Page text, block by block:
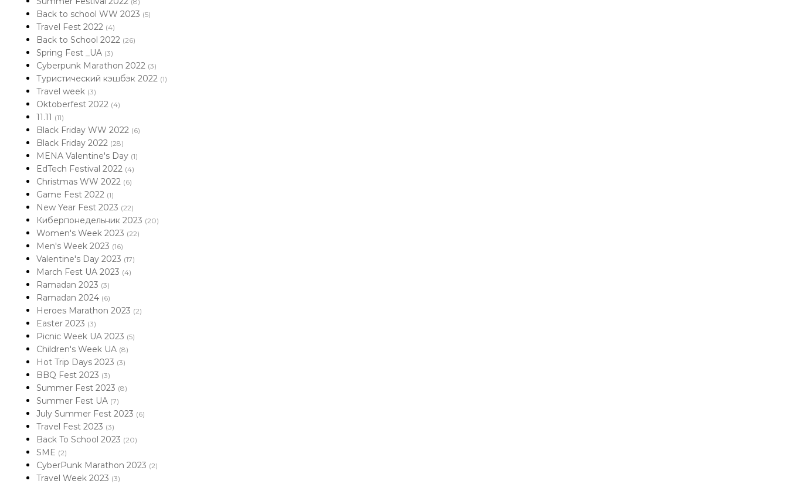
Back to school WW 2023 (5)
Travel Fest 2022 (4)
Back to School 2022 (26)
Spring Fest _UA (3)
Cyberpunk Marathon 2022 (3)
Туристический кэшбэк 2022 (1)
Travel week (3)
Oktoberfest 2022 (4)
11.11 (11)
Black Friday WW 2022 (6)
Black Friday 2022 (28)
MENA Valentine's Day (1)
EdTech Festival 2022 (4)
Christmas WW 2022 (6)
Game Fest 2022 (1)
New Year Fest 2023 (22)
Киберпонедельник 2023 (20)
Women's Week 2023 (22)
Men's Week 2023 (16)
Valentine's Day 2023 (17)
March Fest UA 2023 (4)
Ramadan 2023 (3)
Ramadan 2024 (6)
Heroes Marathon 2023 (2)
Easter 2023 (3)
Picnic Week UA 2023 (5)
Children's Week UA (8)
Hot Trip Days 2023 (3)
BBQ Fest 2023 (3)
Summer Fest 2023 (8)
Summer Fest UA (7)
July Summer Fest 2023 (6)
Travel Fest 2023 (3)
Back To School 2023 (20)
SME (2)
CyberPunk Marathon 2023 (2)
Travel Week 2023 (3)